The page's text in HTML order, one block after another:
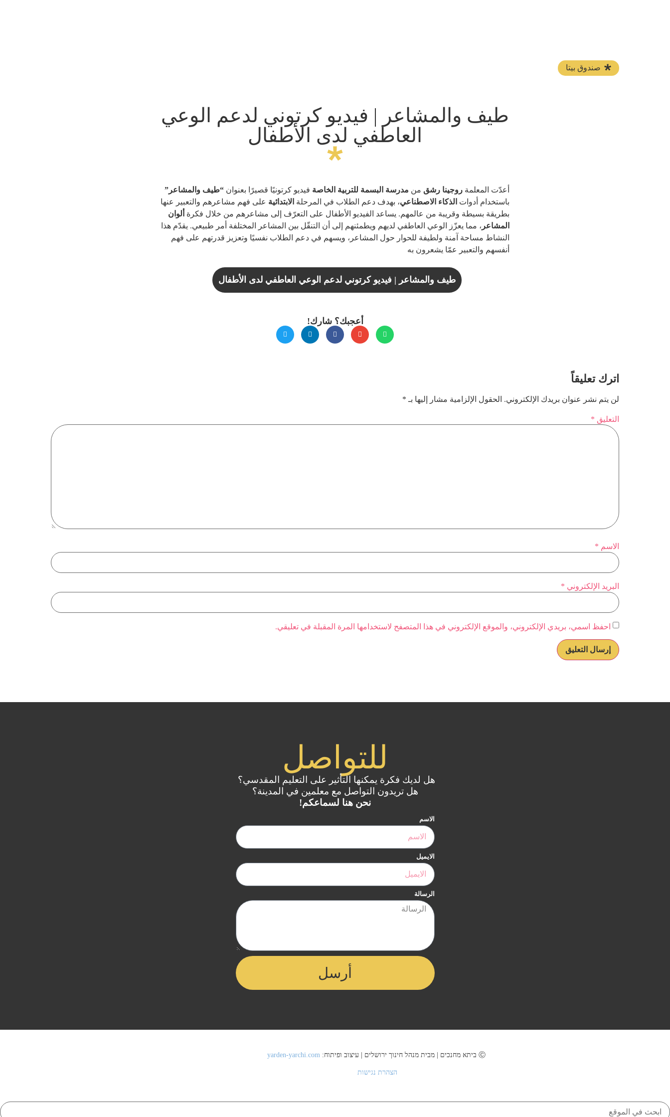
صندوق بيتا
طيف والمشاعر | فيديو كرتوني لدعم الوعي
العاطفي لدى الأطفال
أعدّت المعلمة روجينا رشق من مدرسة البسمة للتربية الخاصة فيديو كرتونيًا قصيرًا بعنوان “طيف والمشاعر”
باستخدام أدوات الذكاء الاصطناعي، بهدف دعم الطلاب في المرحلة الابتدائية على فهم مشاعرهم والتعبير عنها
بطريقة بسيطة وقريبة من عالمهم. يساعد الفيديو الأطفال على التعرّف إلى مشاعرهم من خلال فكرة ألوان
المشاعر ، مما يعزّز الوعي العاطفي لديهم ويطمئنهم إلى أن التنقّل بين المشاعر المختلفة أمر طبيعي. يقدّم هذا
النشاط مساحة آمنة ولطيفة للحوار حول المشاعر، ويسهم في دعم الطلاب نفسيًا وتعزيز قدرتهم على فهم
أنفسهم والتعبير عمّا يشعرون به
طيف والمشاعر | فيديو كرتوني لدعم الوعي العاطفي لدى الأطفال
أعجبك؟ شارك!
اترك تعليقاً
لن يتم نشر عنوان بريدك الإلكتروني. الحقول الإلزامية مشار إليها بـ *
التعليق *
الاسم *
البريد الإلكتروني *
احفظ اسمي، بريدي الإلكتروني، والموقع الإلكتروني في هذا المتصفح لاستخدامها المرة المقبلة في تعليقي.
للتواصل
هل لديك فكرة يمكنها التأثير على التعليم المقدسي؟
هل تريدون التواصل مع معلمين في المدينة؟
نحن هنا لسماعكم!
الاسم
الايميل
الرسالة
أرسل
Ⓒ ביתא מחנכים | מבית מנהל חינוך ירושלים | עיצוב ופיתוח:
הצהרת נגישות